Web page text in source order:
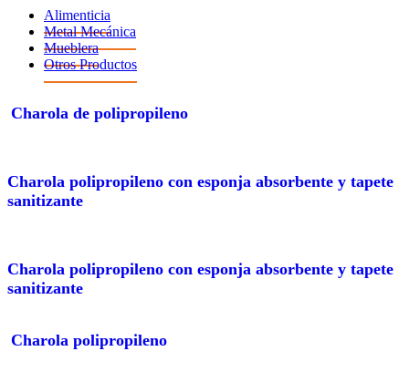
Alimenticia
Metal Mecánica
Mueblera
Otros Productos
charola de polipropileno
charola polipropileno con esponja absorbente y tapete
sanitizante
charola polipropileno con esponja absorbente y tapete
sanitizante
charola polipropileno